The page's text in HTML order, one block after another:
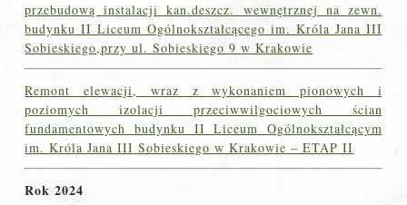
przebudową instalacji kan.deszcz. wewnętrznej na zewn.
budynku II Liceum Ogólnokształcącego im. Króla Jana III
Sobieskiego,przy ul. Sobieskiego 9 w Krakowie
Remont elewacji, wraz z wykonaniem pionowych i
poziomych izolacji przeciwwilgociowych ścian
fundamentowych budynku II Liceum Ogólnokształcącym
im. Króla Jana III Sobieskiego w Krakowie – ETAP II
Rok 2024